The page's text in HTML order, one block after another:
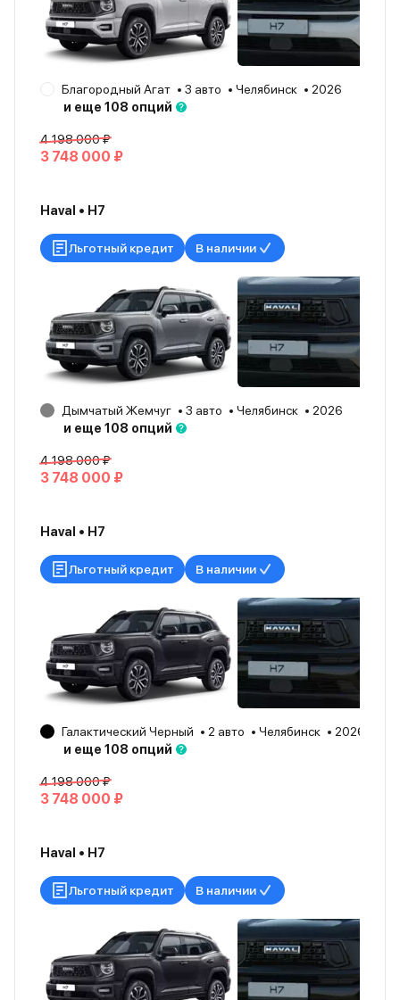
Благородный Агат 3 авто Челябинск
2026
и еще 108 опций
4 198 000 ₽
3 748 000 ₽
Haval • H7
Льготный кредит В наличии
Дымчатый Жемчуг 3 авто Челябинск
2026
и еще 108 опций
4 198 000 ₽
3 748 000 ₽
Haval • H7
Льготный кредит В наличии
Галактический Черный 2 авто Челябинск
2026
и еще 108 опций
4 198 000 ₽
3 748 000 ₽
Haval • H7
Льготный кредит В наличии